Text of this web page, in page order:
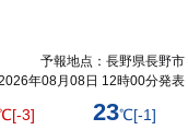
予報地点：長野県長野市
年08月08日 12時00分発表
[-3] 23℃[-1]